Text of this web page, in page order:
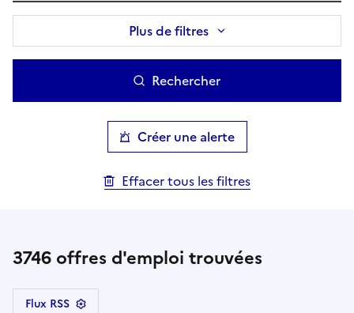
Plus de filtres
Rechercher
Créer une alerte
Effacer tous les filtres
3746 offres d'emploi trouvées
Flux RSS